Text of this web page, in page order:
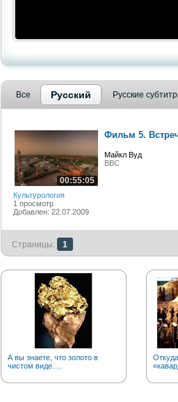
Все Русский Русские
00:55:05
Культурология
1 просмотр
Добавлен: 22.07.2009
Фильм 5.
Майкл Вуд
BBC
Страницы: 1
А вы знаете, что золото в
чистом виде….